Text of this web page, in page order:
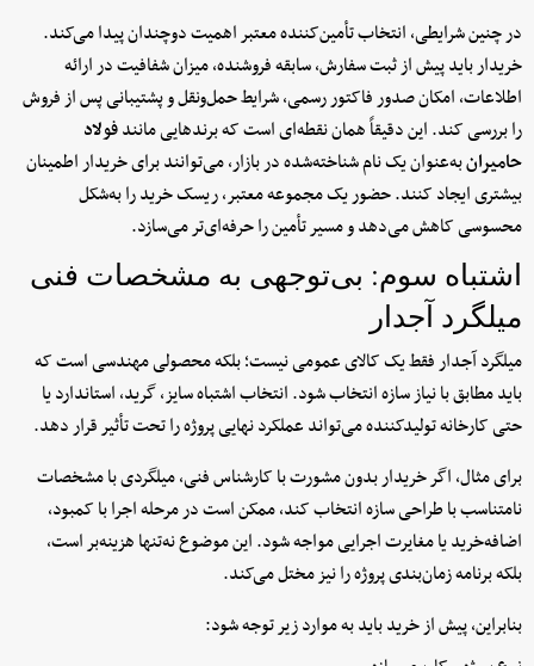
در چنین شرایطی، انتخاب تأمین‌کننده معتبر اهمیت دوچندان پیدا می‌کند.
خریدار باید پیش از ثبت سفارش، سابقه فروشنده، میزان شفافیت در ارائه
اطلاعات، امکان صدور فاکتور رسمی، شرایط حمل‌ونقل و پشتیبانی پس از فروش
را بررسی کند. این دقیقاً همان نقطه‌ای است که برندهایی مانندفولاد
حامیرانبه‌عنوان یک نام شناخته‌شده در بازار، می‌توانند برای خریدار اطمینان
بیشتری ایجاد کنند. حضور یک مجموعه معتبر، ریسک خرید را به‌شکل
محسوسی کاهش می‌دهد و مسیر تأمین را حرفه‌ای‌تر می‌سازد.
اشتباه سوم: بی‌توجهی به مشخصات فنی
میلگرد آجدار
میلگرد آجدار فقط یک کالای عمومی نیست؛ بلکه محصولی مهندسی است که
باید مطابق با نیاز سازه انتخاب شود. انتخاب اشتباه سایز، گرید، استاندارد یا
حتی کارخانه تولیدکننده می‌تواند عملکرد نهایی پروژه را تحت تأثیر قرار دهد.
برای مثال، اگر خریدار بدون مشورت با کارشناس فنی، میلگردی با مشخصات
نامتناسب با طراحی سازه انتخاب کند، ممکن است در مرحله اجرا با کمبود،
اضافه‌خرید یا مغایرت اجرایی مواجه شود. این موضوع نه‌تنها هزینه‌بر است،
بلکه برنامه زمان‌بندی پروژه را نیز مختل می‌کند.
بنابراین، پیش از خرید باید به موارد زیر توجه شود: